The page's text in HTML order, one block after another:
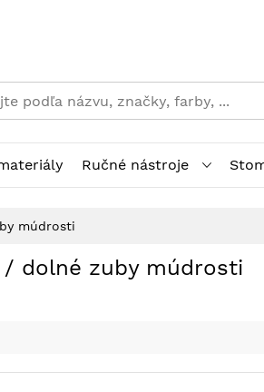
Ručné nástroje
múdrosti
dolné zuby múdrosti